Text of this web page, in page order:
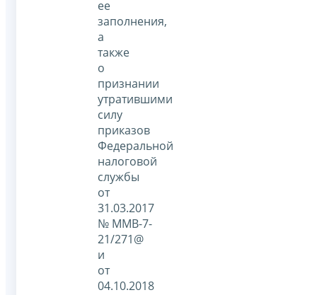
ее
заполнения,
а
также
о
признании
утратившими
силу
приказов
Федеральной
налоговой
службы
от
31.03.2017
№ ММВ-7-
21/271@
и
от
04.10.2018